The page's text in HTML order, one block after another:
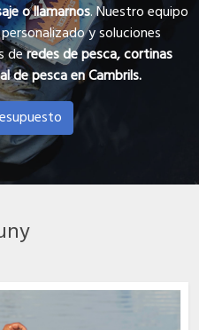
o llamarnos. Nuestro equipo
y soluciones
deredes de pesca, cortinas
de pesca en Cambrils.